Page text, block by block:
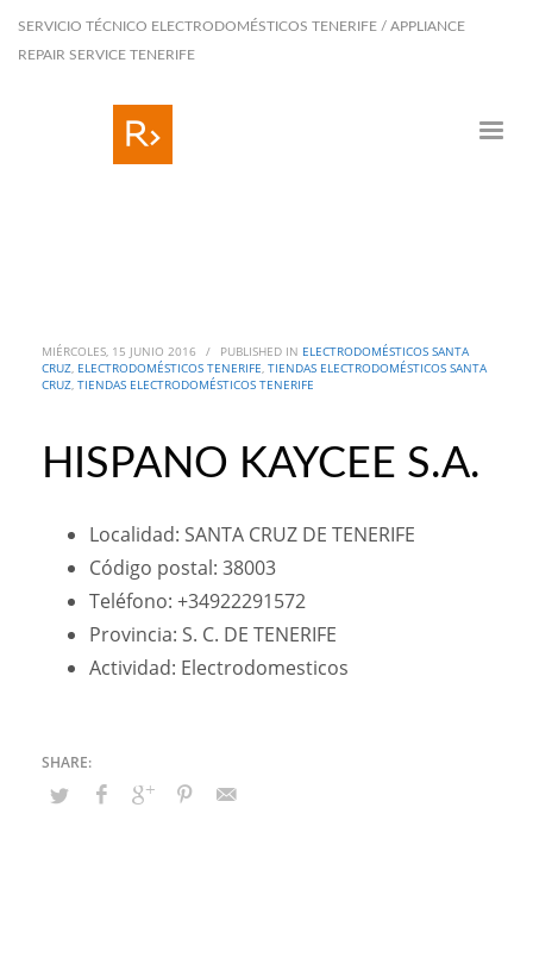
SERVICIO TÉCNICO ELECTRODOMÉSTICOS TENERIFE / APPLIANCE
REPAIR SERVICE TENERIFE
MIÉRCOLES, 15 JUNIO 2016 / PUBLISHED IN ELECTRODOMÉSTICOS SANTA
CRUZ, ELECTRODOMÉSTICOS TENERIFE, TIENDAS ELECTRODOMÉSTICOS SANTA
CRUZ, TIENDAS ELECTRODOMÉSTICOS TENERIFE
HISPANO KAYCEE S.A.
Localidad: SANTA CRUZ DE TENERIFE
Código postal: 38003
Teléfono: +34922291572
Provincia: S. C. DE TENERIFE
Actividad: Electrodomesticos